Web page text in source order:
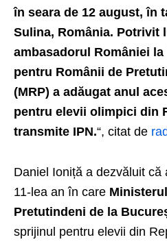
în seara de 12 august, în
Sulina, România. Potrivit
ambasadorul României
pentru Românii de
(MRP) a adăugat anul
pentru elevii olimpici din
transmite IPN.“, citat de
Daniel Ioniță a dezvăluit că
11-lea an în care
Pretutindeni de la
sprijinul pentru elevii din